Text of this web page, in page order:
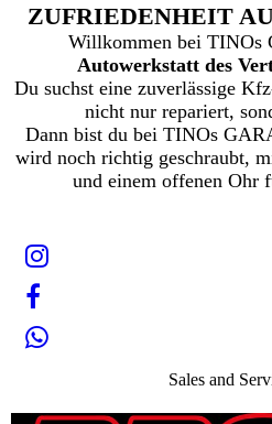
ZUFRIEDENHEIT
Willkommen bei TINOs
Autowerkstatt des
Du suchst eine zuverlässige
nicht nur repariert,
Dann bist du bei TINOs
wird noch richtig geschraubt,
und einem offenen Ohr
Sales and